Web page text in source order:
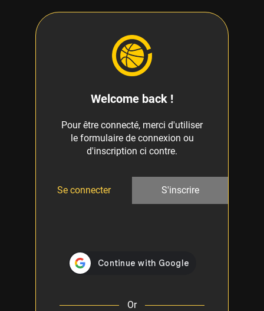
Welcome back !
Pour être connecté, merci d'utiliser
le formulaire de connexion ou
d'inscription ci contre.
Se connecter S'inscrire
Or